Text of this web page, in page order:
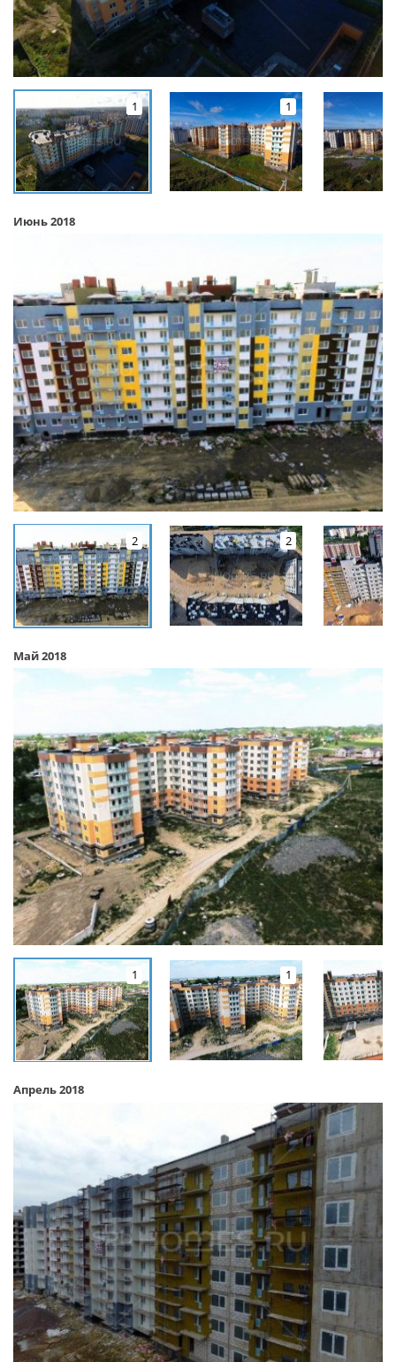
1 1
Июнь 2018
2 2
Май 2018
1 1
Апрель 2018